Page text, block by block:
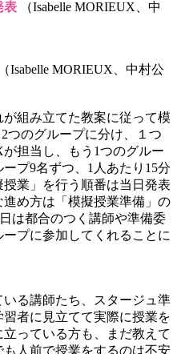
表 （Isabelle MORIEUX、中
（Isabelle MORIEUX、中村公
組み立てた教案に従って模
つのグループに分け、１つ
担当し、もう1つのグルー
プ9名ずつ、1人あたり15分
業」を行う順番は当日発表
め方は「模擬授業準備」の
は都合のつく講師や準備委
プに参加してくれることに
る講師たち、スタージュ準
者に見立てて実際に授業を
っている方も、まだ教えて
人前で授業をするのは不安